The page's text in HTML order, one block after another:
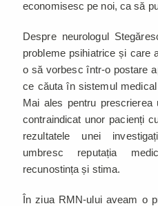
economisesc pe noi, ca să
Despre neurologul
probleme psihiatrice și care
o să vorbesc într-o postare
ce căuta în sistemul
Mai ales pentru
contraindicat unor pacienți
rezultatele unei
umbresc reputația
recunostința și stima.
În ziua RMN-ului aveam o